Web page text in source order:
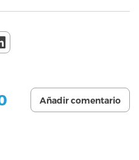
Añadir comentario